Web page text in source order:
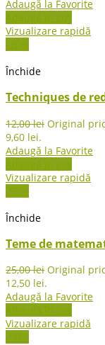
Adaugă la Favorite
Adaugă în coș
Vizualizare rapidă
-20%
Închide
Techniques de
12,00lei Original
9,60 lei.
Adaugă la Favorite
Adaugă în coș
Vizualizare rapidă
-50%
Închide
Teme de
25,00lei Original
12,50 lei.
Adaugă la Favorite
Adaugă în coș
Vizualizare rapidă
-50%